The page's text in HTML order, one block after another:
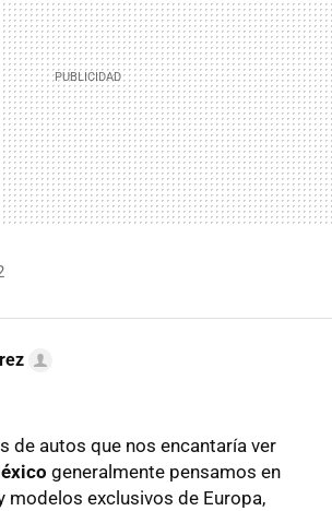
de autos que nos encantaría ver
generalmente pensamos en
modelos exclusivos de Europa,